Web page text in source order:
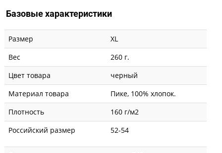
Базовые характеристики
Размер
XL
Вес
260 г.
Цвет товара
черный
Материал товара
Пике, 100% хлопок.
Плотность
160 г/м2
Российский размер
52-54